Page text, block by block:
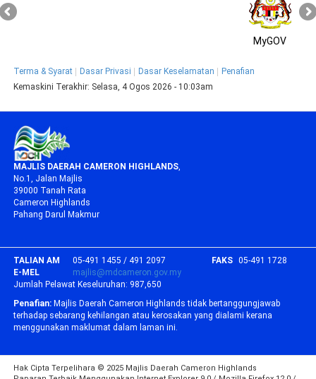
MyGOV
Terma & Syarat Dasar Privasi Dasar Keselamatan
Penafian
Kemaskini Terakhir: Selasa, 4 Ogos 2026 - 10:03am
MAJLIS DAERAH CAMERON HIGHLANDS,
No.1, Jalan Majlis
39000 Tanah Rata
Cameron Highlands
Pahang Darul Makmur
TALIAN AM 05-491 1455 / 491 2097 FAKS
05-491 1728
E-MEL
majlis@mdcameron.gov.my
Jumlah Pelawat Keseluruhan: 987,650
Penafian: Majlis Daerah Cameron Highlands tidak bertanggungjawab
terhadap sebarang kehilangan atau kerosakan yang dialami kerana
menggunakan maklumat dalam laman ini.
Hak Cipta Terpelihara © 2025 Majlis Daerah Cameron Highlands